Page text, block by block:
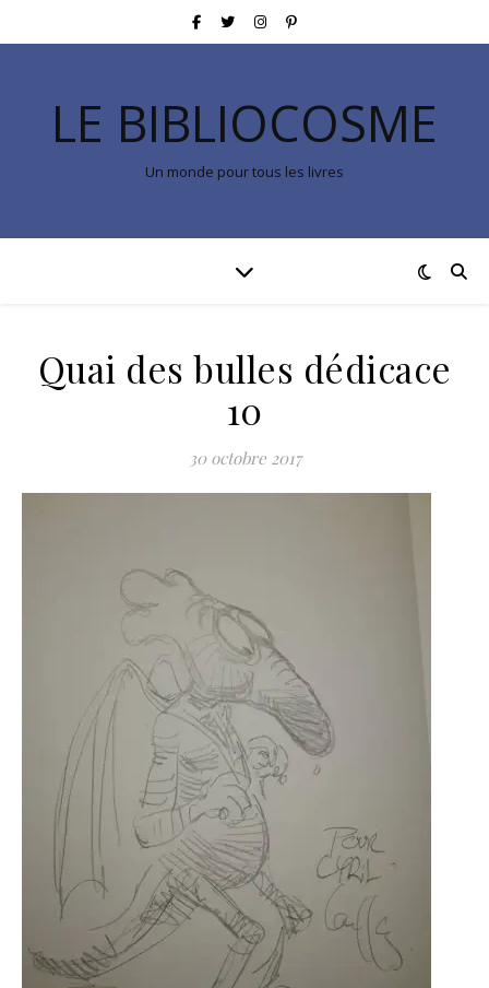
LE BIBLIOCOSME
Un monde pour tous les livres
Quai des bulles dédicace
10
30 octobre 2017